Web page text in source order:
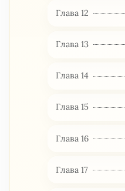
Глава 12
Глава 13
Глава 14
Глава 15
Глава 16
Глава 17